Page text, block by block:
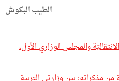
الطيب البكوش
والمجلس الوزاري الأول،